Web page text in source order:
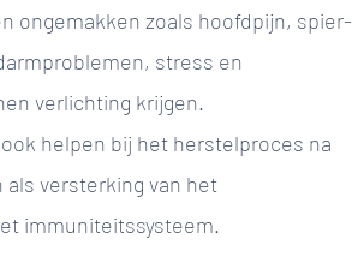
ongemakken zoals hoofdpijn, spier-
stress en
verlichting krijgen.
helpen bij het herstelproces na
versterking van het
immuniteitssysteem.